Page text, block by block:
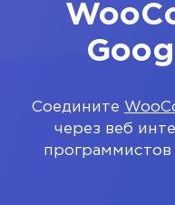
Соедините
через веб
программистов